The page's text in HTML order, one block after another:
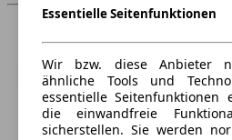
Essentielle Seitenfunktionen
Wir bzw. diese Anbieter
ähnliche Tools und
essentielle
die einwandfreie
sicherstellen. Sie werden